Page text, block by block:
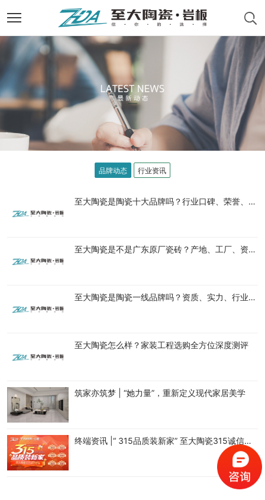
品牌动态 行业资讯
至大陶瓷是陶瓷十大品牌吗？行业口碑、荣誉、硬核实力盘点
至大陶瓷是不是广东原厂瓷砖？产地、工厂、资质一次性说清
至大陶瓷是陶瓷一线品牌吗？资质、实力、行业地位深度解析
至大陶瓷怎么样？家装工程选购全方位深度测评
筑家亦筑梦 | “她力量”，重新定义现代家居美学
终端资讯 |“ 315品质装新家” 至大陶瓷315诚信钜惠活动正式推出！